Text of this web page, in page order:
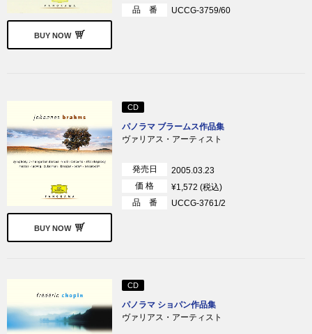
BUY NOW
品 番
UCCG-3759/60
BUY NOW
CD
パノラマ ブラームス作品集
ヴァリアス・アーティスト
発売日
2005.03.23
価 格
¥1,572 (税込)
品 番
UCCG-3761/2
CD
パノラマ ショパン作品集
ヴァリアス・アーティスト